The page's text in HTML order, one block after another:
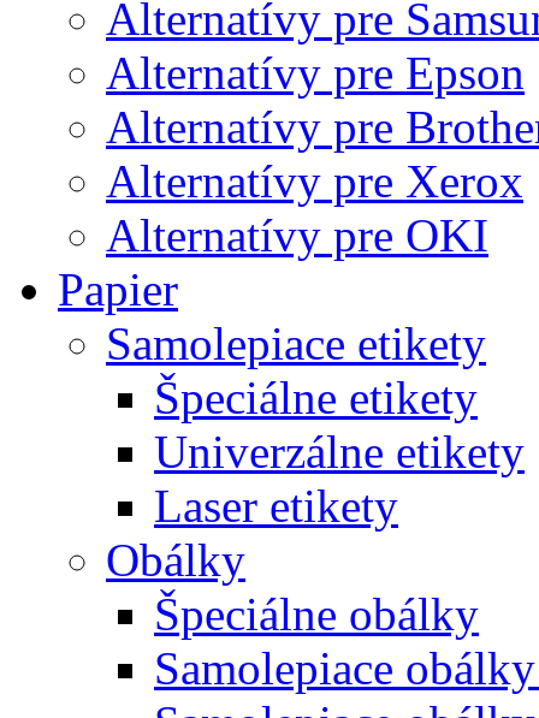
Alternatívy pre
Alternatívy pre Epson
Alternatívy pre
Alternatívy pre Xerox
Alternatívy pre OKI
Papier
Samolepiace etikety
Špeciálne etikety
Univerzálne etikety
Laser etikety
Obálky
Špeciálne obálky
Samolepiace